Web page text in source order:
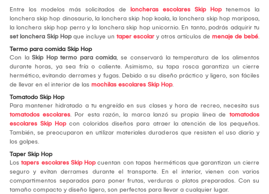
Entre los modelos más solicitados de loncheras escolares Skip Hoptenemos la
lonchera skip hop dinosaurio, la lonchera skip hop koala, la lonchera skip hop mariposa,
la lonchera skip hop perro y la lonchera skip hop unicornio. En tanto, podrás adquirir tu
set lonchera Skip Hopque incluye un taper escolar y otros artículos de menaje de bebé.
Termo para comida Skip Hop
Con la Skip Hop termo para comida, se conservará la temperatura de los alimentos
durante horas, ya sea fría o caliente. Asimismo, su tapa rosca garantiza un cierre
hermético, evitando derrames y fugas. Debido a su diseño práctico y ligero, son fáciles
de llevar en el interior de las mochilas escolares Skip Hop.
Tomatodo Skip Hop
Para mantener hidratado a tu engreído en sus clases y hora de recreo, necesita sus
tomatodos escolares. Por esta razón, la marca lanzó su propia línea de tomatodos
escolares Skip Hopcon coloridos diseños para atraer la atención de los pequeños.
También, se preocuparon en utilizar materiales duraderos que resisten el uso diario y
los golpes.
Taper Skip Hop
Los tapers escolares Skip Hopcuentan con tapas herméticas que garantizan un cierre
seguro y evitan derrames durante el transporte. En el interior, vienen con varios
compartimentos separados para poner frutas, verduras o platos preparados. Con su
tamaño compacto y diseño ligero, son perfectos para llevar a cualquier lugar.